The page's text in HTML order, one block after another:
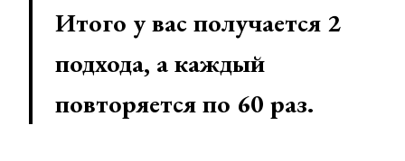
Итого у вас получается 2
подхода, а каждый
повторяется по 60 раз.